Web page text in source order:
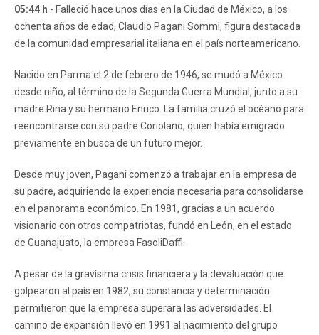
05:44 h - Falleció hace unos días en la Ciudad de México, a los
ochenta años de edad, Claudio Pagani Sommi, figura destacada
de la comunidad empresarial italiana en el país norteamericano.
Nacido en Parma el 2 de febrero de 1946, se mudó a México
desde niño, al término de la Segunda Guerra Mundial, junto a su
madre Rina y su hermano Enrico. La familia cruzó el océano para
reencontrarse con su padre Coriolano, quien había emigrado
previamente en busca de un futuro mejor.
Desde muy joven, Pagani comenzó a trabajar en la empresa de
su padre, adquiriendo la experiencia necesaria para consolidarse
en el panorama económico. En 1981, gracias a un acuerdo
visionario con otros compatriotas, fundó en León, en el estado
de Guanajuato, la empresa FasoliDaffi.
A pesar de la gravísima crisis financiera y la devaluación que
golpearon al país en 1982, su constancia y determinación
permitieron que la empresa superara las adversidades. El
camino de expansión llevó en 1991 al nacimiento del grupo